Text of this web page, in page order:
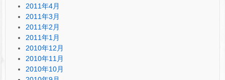
2011年4月
2011年3月
2011年2月
2011年1月
2010年12月
2010年11月
2010年10月